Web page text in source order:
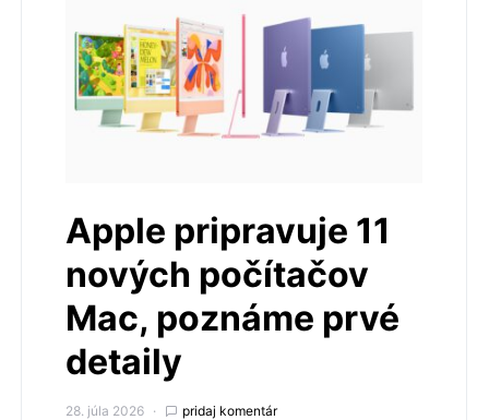
Apple pripravuje 11
nových počítačov
Mac, poznáme prvé
detaily
28. júla 2026 pridaj komentár